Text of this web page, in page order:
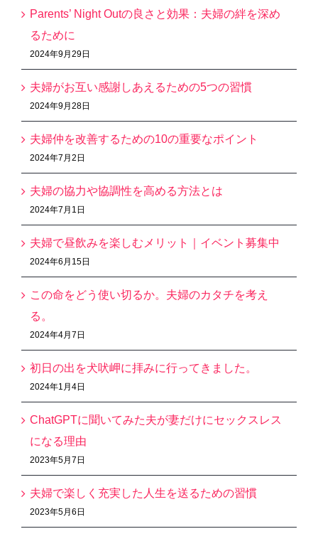
Parents’ Night Outの良さと効果：夫婦の絆を深め
るために
2024年9月29日
夫婦がお互い感謝しあえるための5つの習慣
2024年9月28日
夫婦仲を改善するための10の重要なポイント
2024年7月2日
夫婦の協力や協調性を高める方法とは
2024年7月1日
夫婦で昼飲みを楽しむメリット｜イベント募集中
2024年6月15日
この命をどう使い切るか。夫婦のカタチを考え
る。
2024年4月7日
初日の出を犬吠岬に拝みに行ってきました。
2024年1月4日
ChatGPTに聞いてみた夫が妻だけにセックスレス
になる理由
2023年5月7日
夫婦で楽しく充実した人生を送るための習慣
2023年5月6日